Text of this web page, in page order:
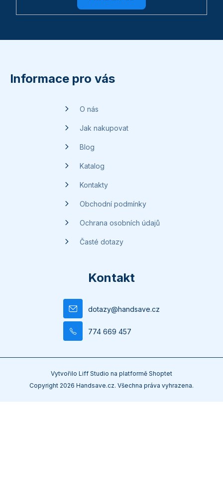
Informace pro vás
O nás
Jak nakupovat
Blog
Katalog
Kontakty
Obchodní podmínky
Ochrana osobních údajů
Časté dotazy
Kontakt
dotazy@handsave.cz
774 669 457
Vytvořilo Liff Studio na platformě Shoptet
Copyright 2026 Handsave.cz. Všechna práva vyhrazena.